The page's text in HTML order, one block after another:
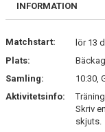
KONTAKT
INFORMATION
Matchstart:
lör 13
Plats:
Samling:
10:30,
Aktivitetsinfo:
Skriv
skjuts.